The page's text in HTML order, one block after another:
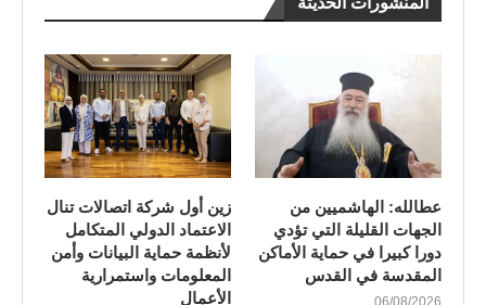
عطالله: الهاشميين من
الجهات القليلة التي تؤدي
دورا كبيرا في حماية الأماكن
المقدسة في القدس
06/08/2026
زين أول شركة اتصالات تنال
الاعتماد الدولي المتكامل
لأنظمة حماية البيانات وأمن
المعلومات واستمرارية
الأعمال